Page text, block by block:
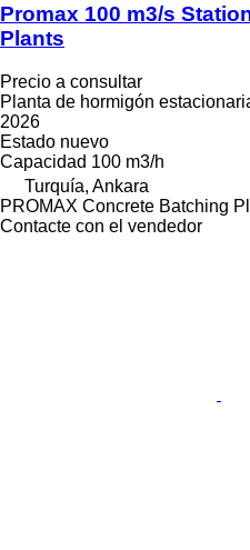
Promax 100 m3/s
Plants
Precio a consultar
Planta de hormigón
2026
Estado nuevo
Capacidad 100 m3/h
Turquía, Ankara
PROMAX Concrete Batching
Contacte con el vendedor